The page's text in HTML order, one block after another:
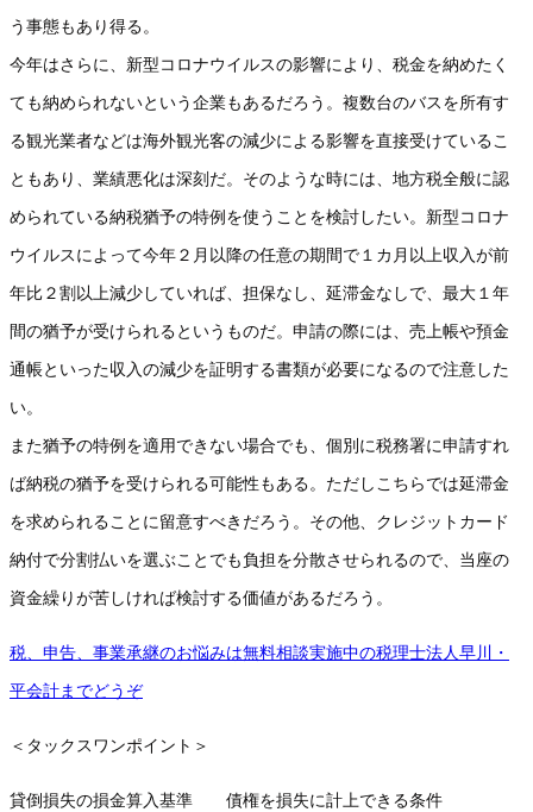
う事態もあり得る。
今年はさらに、新型コロナウイルスの影響により、税金を納めたく
ても納められないという企業もあるだろう。複数台のバスを所有す
る観光業者などは海外観光客の減少による影響を直接受けているこ
ともあり、業績悪化は深刻だ。そのような時には、地方税全般に認
められている納税猶予の特例を使うことを検討したい。新型コロナ
ウイルスによって今年２月以降の任意の期間で１カ月以上収入が前
年比２割以上減少していれば、担保なし、延滞金なしで、最大１年
間の猶予が受けられるというものだ。申請の際には、売上帳や預金
通帳といった収入の減少を証明する書類が必要になるので注意した
い。
また猶予の特例を適用できない場合でも、個別に税務署に申請すれ
ば納税の猶予を受けられる可能性もある。ただしこちらでは延滞金
を求められることに留意すべきだろう。その他、クレジットカード
納付で分割払いを選ぶことでも負担を分散させられるので、当座の
資金繰りが苦しければ検討する価値があるだろう。
税、申告、事業承継のお悩みは無料相談実施中の税理士法人早川・
平会計までどうぞ
＜タックスワンポイント＞
貸倒損失の損金算入基準 債権を損失に計上できる条件